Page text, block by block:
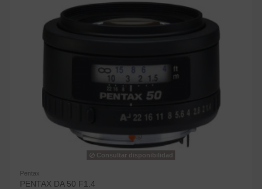
Consultar disponibilidad
Pentax
PENTAX DA 50 F1.4